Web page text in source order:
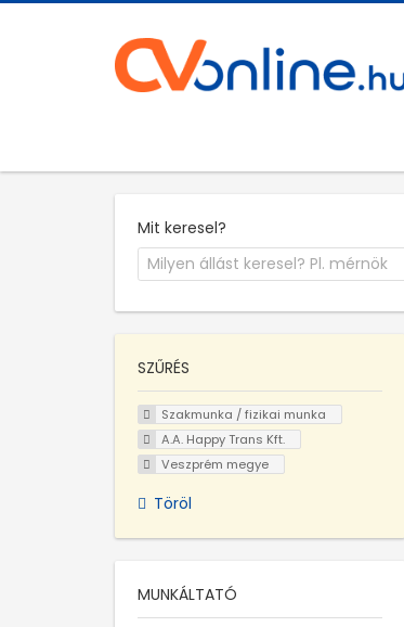
Mit keresel?
SZŰRÉS
Szakmunka / fizikai munka
A.A. Happy Trans Kft.
Veszprém megye
Töröl
MUNKÁLTATÓ